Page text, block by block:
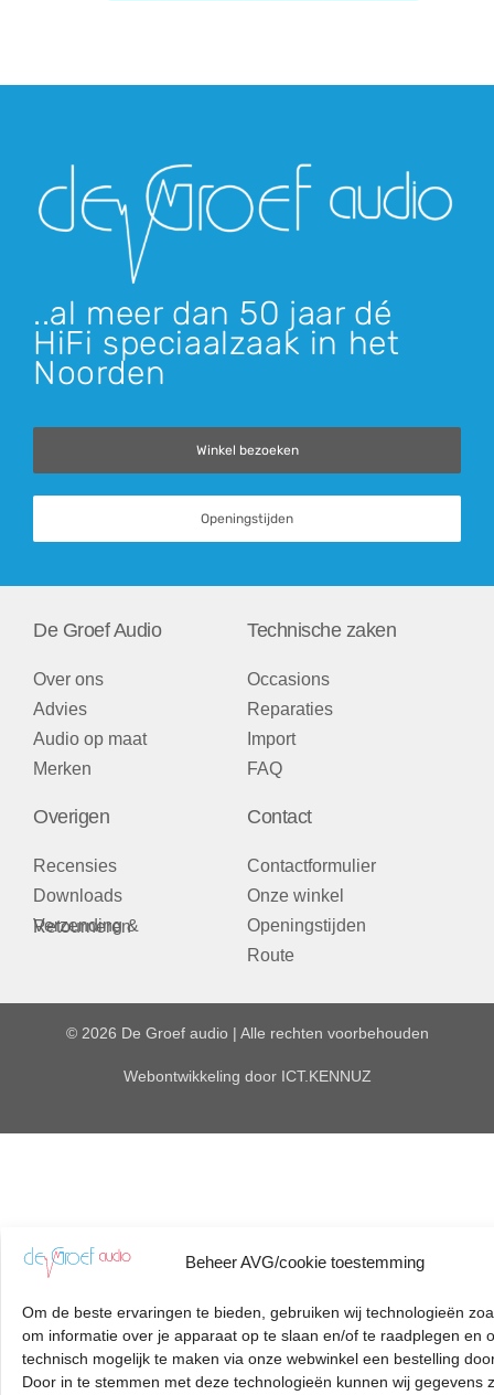
Beheer AVG/cookie toestemming
Om de beste ervaringen te bieden, gebruiken wij technologieën
om informatie over je apparaat op te slaan en/of te raadplegen en
technisch mogelijk te maken via onze webwinkel een bestelling
Door in te stemmen met deze technologieën kunnen wij gegevens
..al meer dan 50 jaar dé
HiFi speciaalzaak in het
Noorden
Winkel bezoeken
Openingstijden
De Groef Audio
Over ons
Advies
Audio op maat
Merken
Technische zaken
Occasions
Reparaties
Import
FAQ
Overigen
Recensies
Downloads
Verzending & Retourneren
Contact
Contactformulier
Onze winkel
Openingstijden
Route
© 2026 De Groef audio | Alle rechten voorbehouden
Webontwikkeling door ICT.KENNUZ